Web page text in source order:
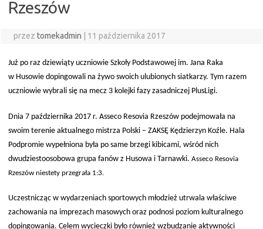
Rzeszów
przez tomekadmin | 11 października 2017
Już po raz dziewiąty uczniowie Szkoły Podstawowej im. Jana Raka
w Husowie dopingowali na żywo swoich ulubionych siatkarzy. Tym razem
uczniowie wybrali się na mecz 3 kolejki fazy zasadniczej PlusLigi.
Dnia 7 października 2017 r. Asseco Resovia Rzeszów podejmowała na
swoim terenie aktualnego mistrza Polski – ZAKSĘ Kędzierzyn Koźle. Hala
Podpromie wypełniona była po same brzegi kibicami, wśród nich
dwudziestoosobowa grupa fanów z Husowa i Tarnawki. Asseco Resovia
Rzeszów niestety przegrała 1:3.
Uczestnicząc w wydarzeniach sportowych młodzież utrwala właściwe
zachowania na imprezach masowych oraz podnosi poziom kulturalnego
dopingowania. Celem wycieczki było również wzbudzanie aktywności